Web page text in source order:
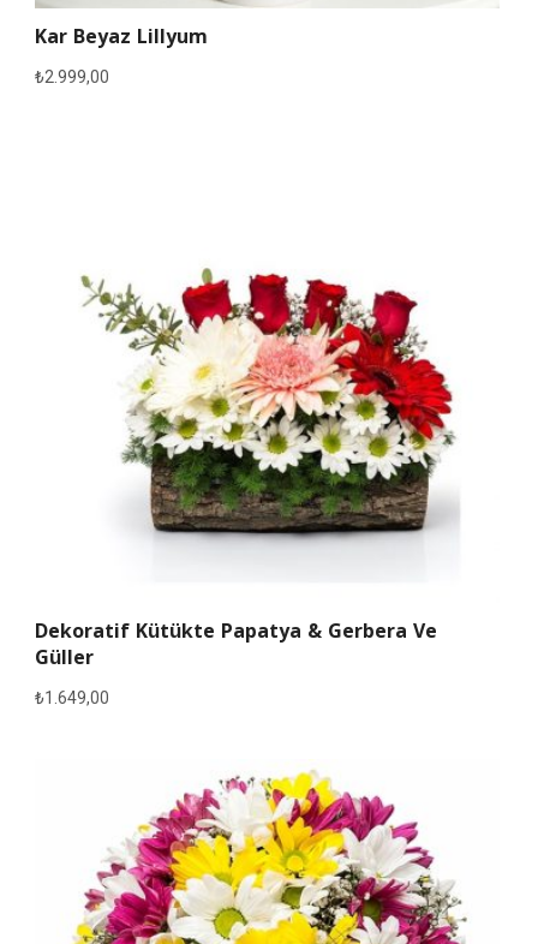
Kar Beyaz Lillyum
₺2.999,00
Dekoratif Kütükte Papatya & Gerbera Ve
Güller
₺1.649,00